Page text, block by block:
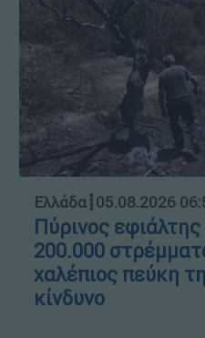
Ελλάδα┋05.08.2026
Πύρινος
200.000
χαλέπιος πεύκη
κίνδυνο